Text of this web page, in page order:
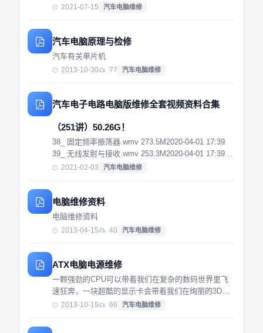
14汽车电脑编程设码的方法和应用.pdf 15最新汽车电
2021-07-15 汽车电脑维修
汽车电脑原理与检修
汽车有关单片机
2013-10-30 77 汽车电脑维修
汽车电子电路电脑版维修全套视频资料合集
（251讲）50.26G！
38_ 固定频率振荡器.wmv 273.5M2020-04-01 17:39
39_ 无线发射与接收.wmv 253.3M2020-04-01 17:39
40_ 收音机.wmv 253.4M2020-04-01 17:39 41_ 单向
2021-02-03 汽车电脑维修
电脑维修资料
电脑维修资料
2013-04-15 40 汽车电脑维修
ATX电脑电源维修
一颗强劲的CPU可以带着我们在复杂的数码世界里飞
速狂奔，一块超酷的显示卡会带着我们在绚丽的3D世
界里领略那五光十色的震撼，一块发烧级的声卡更能带
2013-10-19 66 汽车电脑维修